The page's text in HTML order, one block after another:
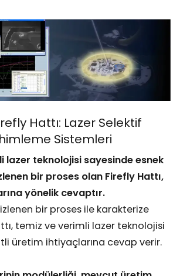
Hattı: Lazer Selektif
Sistemleri
lazer teknolojisi sayesinde esnek
bir proses olan Firefly Hattı,
yönelik cevaptır.
bir proses ile karakterize
temiz ve verimli lazer teknolojisi
üretim ihtiyaçlarına cevap verir.